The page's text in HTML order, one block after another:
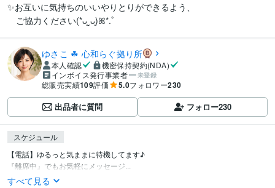
✨お互いに気持ちのいいやりとりができるよう、
ご協力ください(*ᴗ͈ˬᴗ͈)ꕤ*.ﾟ
ゆさこ ☘ 心和らぐ拠り所
本人確認
機密保持契約(NDA)
インボイス発行事業者
未登録
総販売実績109評価 5.0フォロワー230
出品者に質問 フォロー230
スケジュール
【電話】ゆるっと気ままに待機してます♪
『離席中』でもお気軽にメッセージ...
すべて見る